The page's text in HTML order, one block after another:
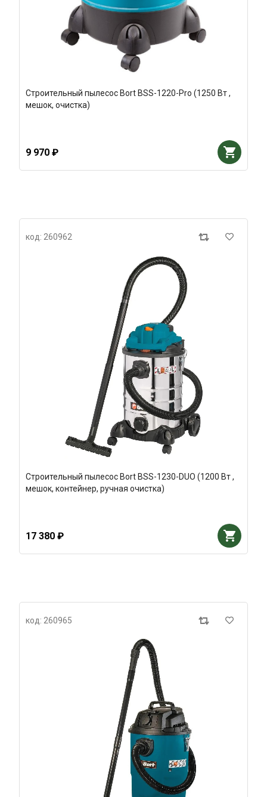
Строительный пылесос Bort BSS-1220-Pro (1250 Вт ,
мешок, очистка)
9 970 ₽
код: 260962
Строительный пылесос Bort BSS-1230-DUO (1200 Вт ,
мешок, контейнер, ручная очистка)
17 380 ₽
код: 260965